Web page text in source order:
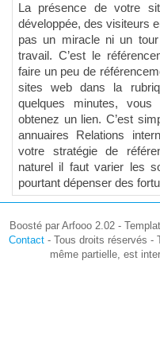
La présence de votre
développée, des visiteurs
pas un miracle ni un
travail. C’est le
faire un peu de
sites web dans la
quelques minutes,
obtenez un lien. C’est
annuaires Relations
votre stratégie de
naturel il faut varier les
pourtant dépenser des
Boosté par Arfooo 2.02 -
Contact- Tous droits réservés -
même partielle, est